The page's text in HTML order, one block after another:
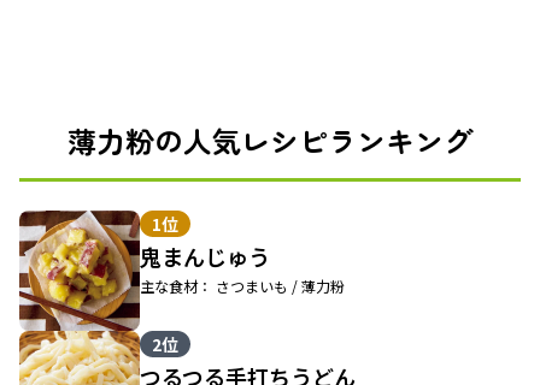
薄力粉の人気レシピランキング
1位
鬼まんじゅう
主な食材： さつまいも / 薄力粉
2位
つるつる手打ちうどん